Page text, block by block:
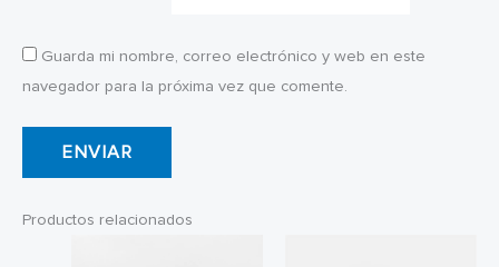
Guarda mi nombre, correo electrónico y web en este
navegador para la próxima vez que comente.
Productos relacionados